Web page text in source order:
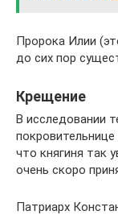
Пророка Илии
до сих пор
Крещение
В исследовании
что княгиня так
очень скоро
Патриарх